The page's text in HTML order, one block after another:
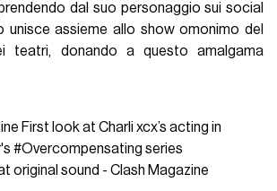
dal suo personaggio sui social
unisce assieme allo show omonimo del
teatri, donando a questo amalgama
First look at Charli xcx’s acting in
#Overcompensating series
original sound - Clash Magazine